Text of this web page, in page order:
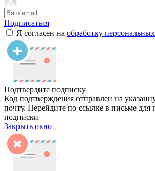
Подписаться
Я согласен на обработку
Подтвердите подписку
Код подтверждения отправлен на
почту. Перейдите по ссылке в письме для
подписки
Закрыть окно